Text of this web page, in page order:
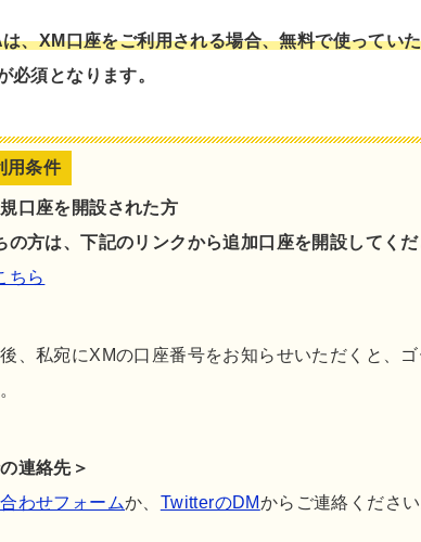
、XM口座をご利用される場合、無料で使ってい
必須となります。
用条件
口座を開設された方
の方は、下記のリンクから追加口座を開設してくだ
ちら
、私宛にXMの口座番号をお知らせいただくと、
連絡先＞
わせフォームか、 TwitterのDMからご連絡ください